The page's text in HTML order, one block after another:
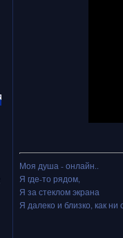
Моя душа - онлайн..
Я где-то рядом,
Я за стеклом экрана
Я далеко и близко, как ни